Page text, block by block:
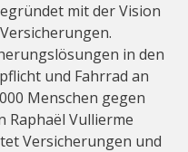
mit der Vision
in den
und Fahrrad an
Menschen gegen
Raphaël Vullierme
Versicherungen und